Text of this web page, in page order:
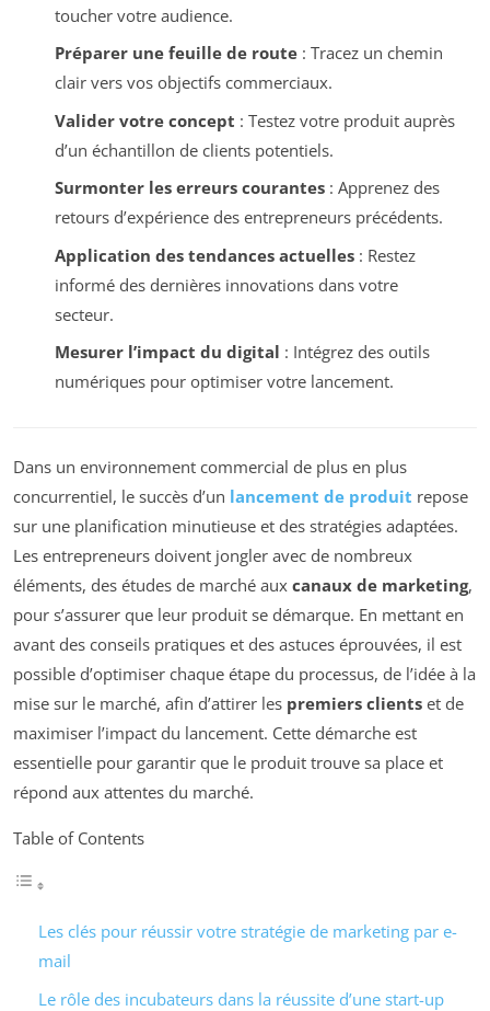
toucher votre audience.
Préparer une feuille de route: Tracez un chemin
clair vers vos objectifs commerciaux.
Valider votre concept : Testez votre produit auprès
d’un échantillon de clients potentiels.
Surmonter les erreurs courantes: Apprenez des
retours d’expérience des entrepreneurs précédents.
Application des tendances actuelles: Restez
informé des dernières innovations dans votre
secteur.
Mesurer l’impact du digital : Intégrez des outils
numériques pour optimiser votre lancement.
Dans un environnement commercial de plus en plus
concurrentiel, le succès d’un lancement de produit repose
sur une planification minutieuse et des stratégies adaptées.
Les entrepreneurs doivent jongler avec de nombreux
éléments, des études de marché aux canaux de marketing,
pour s’assurer que leur produit se démarque. En mettant en
avant des conseils pratiques et des astuces éprouvées, il est
possible d’optimiser chaque étape du processus, de l’idée à la
mise sur le marché, afin d’attirer les premiers clients et de
maximiser l’impact du lancement. Cette démarche est
essentielle pour garantir que le produit trouve sa place et
répond aux attentes du marché.
Table of Contents
Les clés pour réussir votre stratégie de marketing par e-
mail
Le rôle des incubateurs dans la réussite d’une start-up